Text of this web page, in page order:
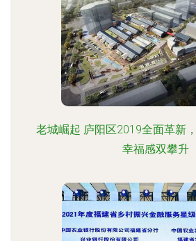
老城崛起 庐阳区2019全面革新
幸福感双攀升